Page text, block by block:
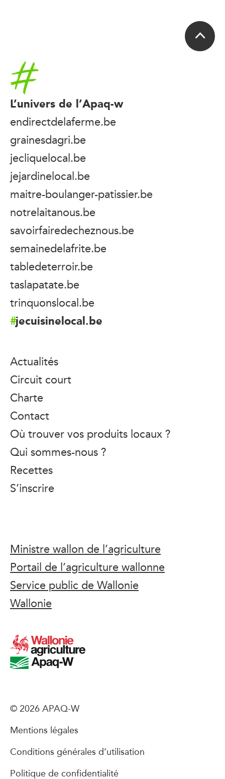
Accueil
L’univers de l’Apaq-w
endirectdelaferme.be
grainesdagri.be
jecliquelocal.be
jejardinelocal.be
maitre-boulanger-patissier.be
notrelaitanous.be
savoirfairedecheznous.be
semainedelafrite.be
tabledeterroir.be
taslapatate.be
trinquonslocal.be
jecuisinelocal.be
Actualités
Circuit court
Charte
Contact
Où trouver vos produits locaux ?
Qui sommes-nous ?
Recettes
S’inscrire
Ministre wallon de l’agriculture
Portail de l’agriculture wallonne
Service public de Wallonie
Wallonie
© 2026 APAQ-W
Mentions légales
Conditions générales d’utilisation
Politique de confidentialité